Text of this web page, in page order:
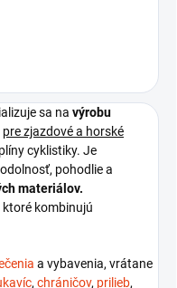
sa na výrobu
pre zjazdové a horské
cyklistiky. Je
pohodlie a
materiálov.
ktoré kombinujú
a vybavenia, vrátane
, chráničov, prilieb,